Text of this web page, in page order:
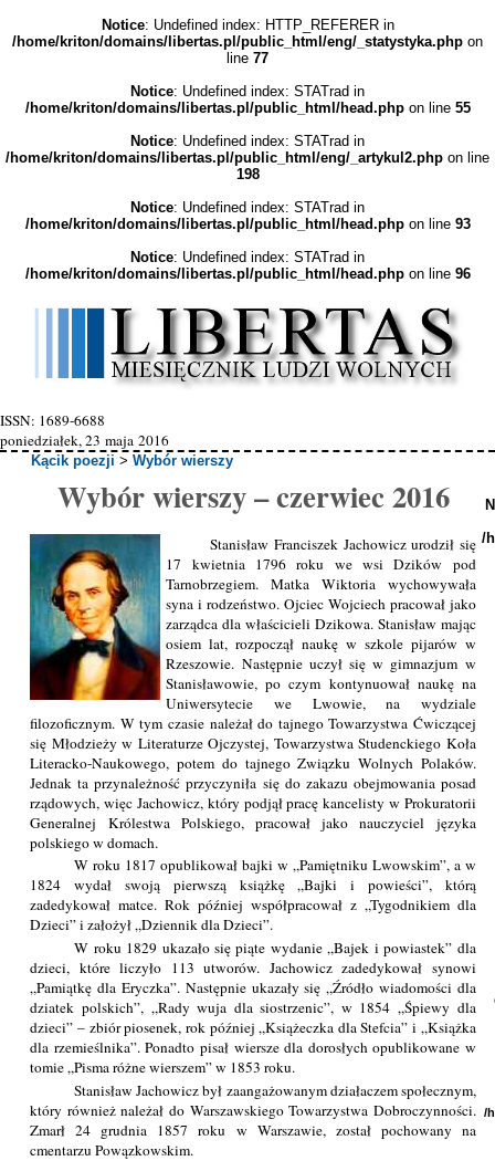
Notice: Undefined index: HTTP_REFERER in
/home/kriton/domains/libertas.pl/public_html/eng/_statystyka.php on
line 77
Notice: Undefined index: STATrad in
/home/kriton/domains/libertas.pl/public_html/head.phpon line 55
Notice: Undefined index: STATrad in
/home/kriton/domains/libertas.pl/public_html/eng/_artykul2.php on line
198
Notice: Undefined index: STATrad in
/home/kriton/domains/libertas.pl/public_html/head.phpon line 93
Notice: Undefined index: STATrad in
/home/kriton/domains/libertas.pl/public_html/head.phpon line 96
ISSN: 1689-6688
poniedziałek, 23 maja 2016
Kącik poezji >Wybór wierszy
Wybór wierszy – czerwiec 2016
Stanisław Franciszek Jachowicz urodził się
17 kwietnia 1796 roku we wsi Dzików pod
Tarnobrzegiem. Matka Wiktoria wychowywała
syna i rodzeństwo. Ojciec Wojciech pracował jako
zarządca dla właścicieli Dzikowa. Stanisław mając
osiem lat, rozpoczął naukę w szkole pijarów w
Rzeszowie. Następnie uczył się w gimnazjum w
Stanisławowie, po czym kontynuował naukę na
Uniwersytecie we Lwowie, na wydziale
filozoficznym. W tym czasie należał do tajnego Towarzystwa Ćwiczącej
się Młodzieży w Literaturze Ojczystej, Towarzystwa Studenckiego Koła
Literacko-Naukowego, potem do tajnego Związku Wolnych Polaków.
Jednak ta przynależność przyczyniła się do zakazu obejmowania posad
rządowych, więc Jachowicz, który podjął pracę kancelisty w Prokuratorii
Generalnej Królestwa Polskiego, pracował jako nauczyciel języka
polskiego w domach.
W roku 1817 opublikował bajki w „Pamiętniku Lwowskim”, a w
1824 wydał swoją pierwszą książkę „Bajki i powieści”, którą
zadedykował matce. Rok później współpracował z „Tygodnikiem dla
Dzieci” i założył „Dziennik dla Dzieci”.
W roku 1829 ukazało się piąte wydanie „Bajek i powiastek” dla
dzieci, które liczyło 113 utworów. Jachowicz zadedykował synowi
„Pamiątkę dla Eryczka”. Następnie ukazały się „Źródło wiadomości dla
dziatek polskich”, „Rady wuja dla siostrzenic”, w 1854 „Śpiewy dla
dzieci” – zbiór piosenek, rok później „Książeczka dla Stefcia” i „Książka
dla rzemieślnika”. Ponadto pisał wiersze dla dorosłych opublikowane w
tomie „Pisma różne wierszem” w 1853 roku.
Stanisław Jachowicz był zaangażowanym działaczem społecznym,
który również należał do Warszawskiego Towarzystwa Dobroczynności.
Zmarł 24 grudnia 1857 roku w Warszawie, został pochowany na
cmentarzu Powązkowskim.
/
/